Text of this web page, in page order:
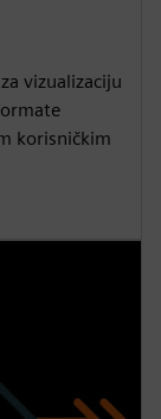
vizualizaciju
korisničkim